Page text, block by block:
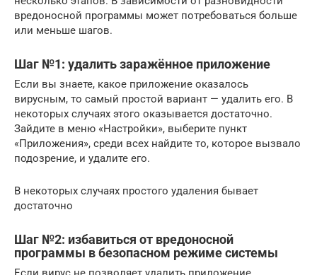
вредоносной программы может потребоваться больше
или меньше шагов.
Шаг №1: удалить заражённое приложение
Если вы знаете, какое приложение оказалось
вирусным, то самый простой вариант — удалить его. В
некоторых случаях этого оказывается достаточно.
Зайдите в меню «Настройки», выберите пункт
«Приложения», среди всех найдите то, которое вызвало
подозрение, и удалите его.
В некоторых случаях простого удаления бывает
достаточно
Шаг №2: избавиться от вредоносной
программы в безопасном режиме системы